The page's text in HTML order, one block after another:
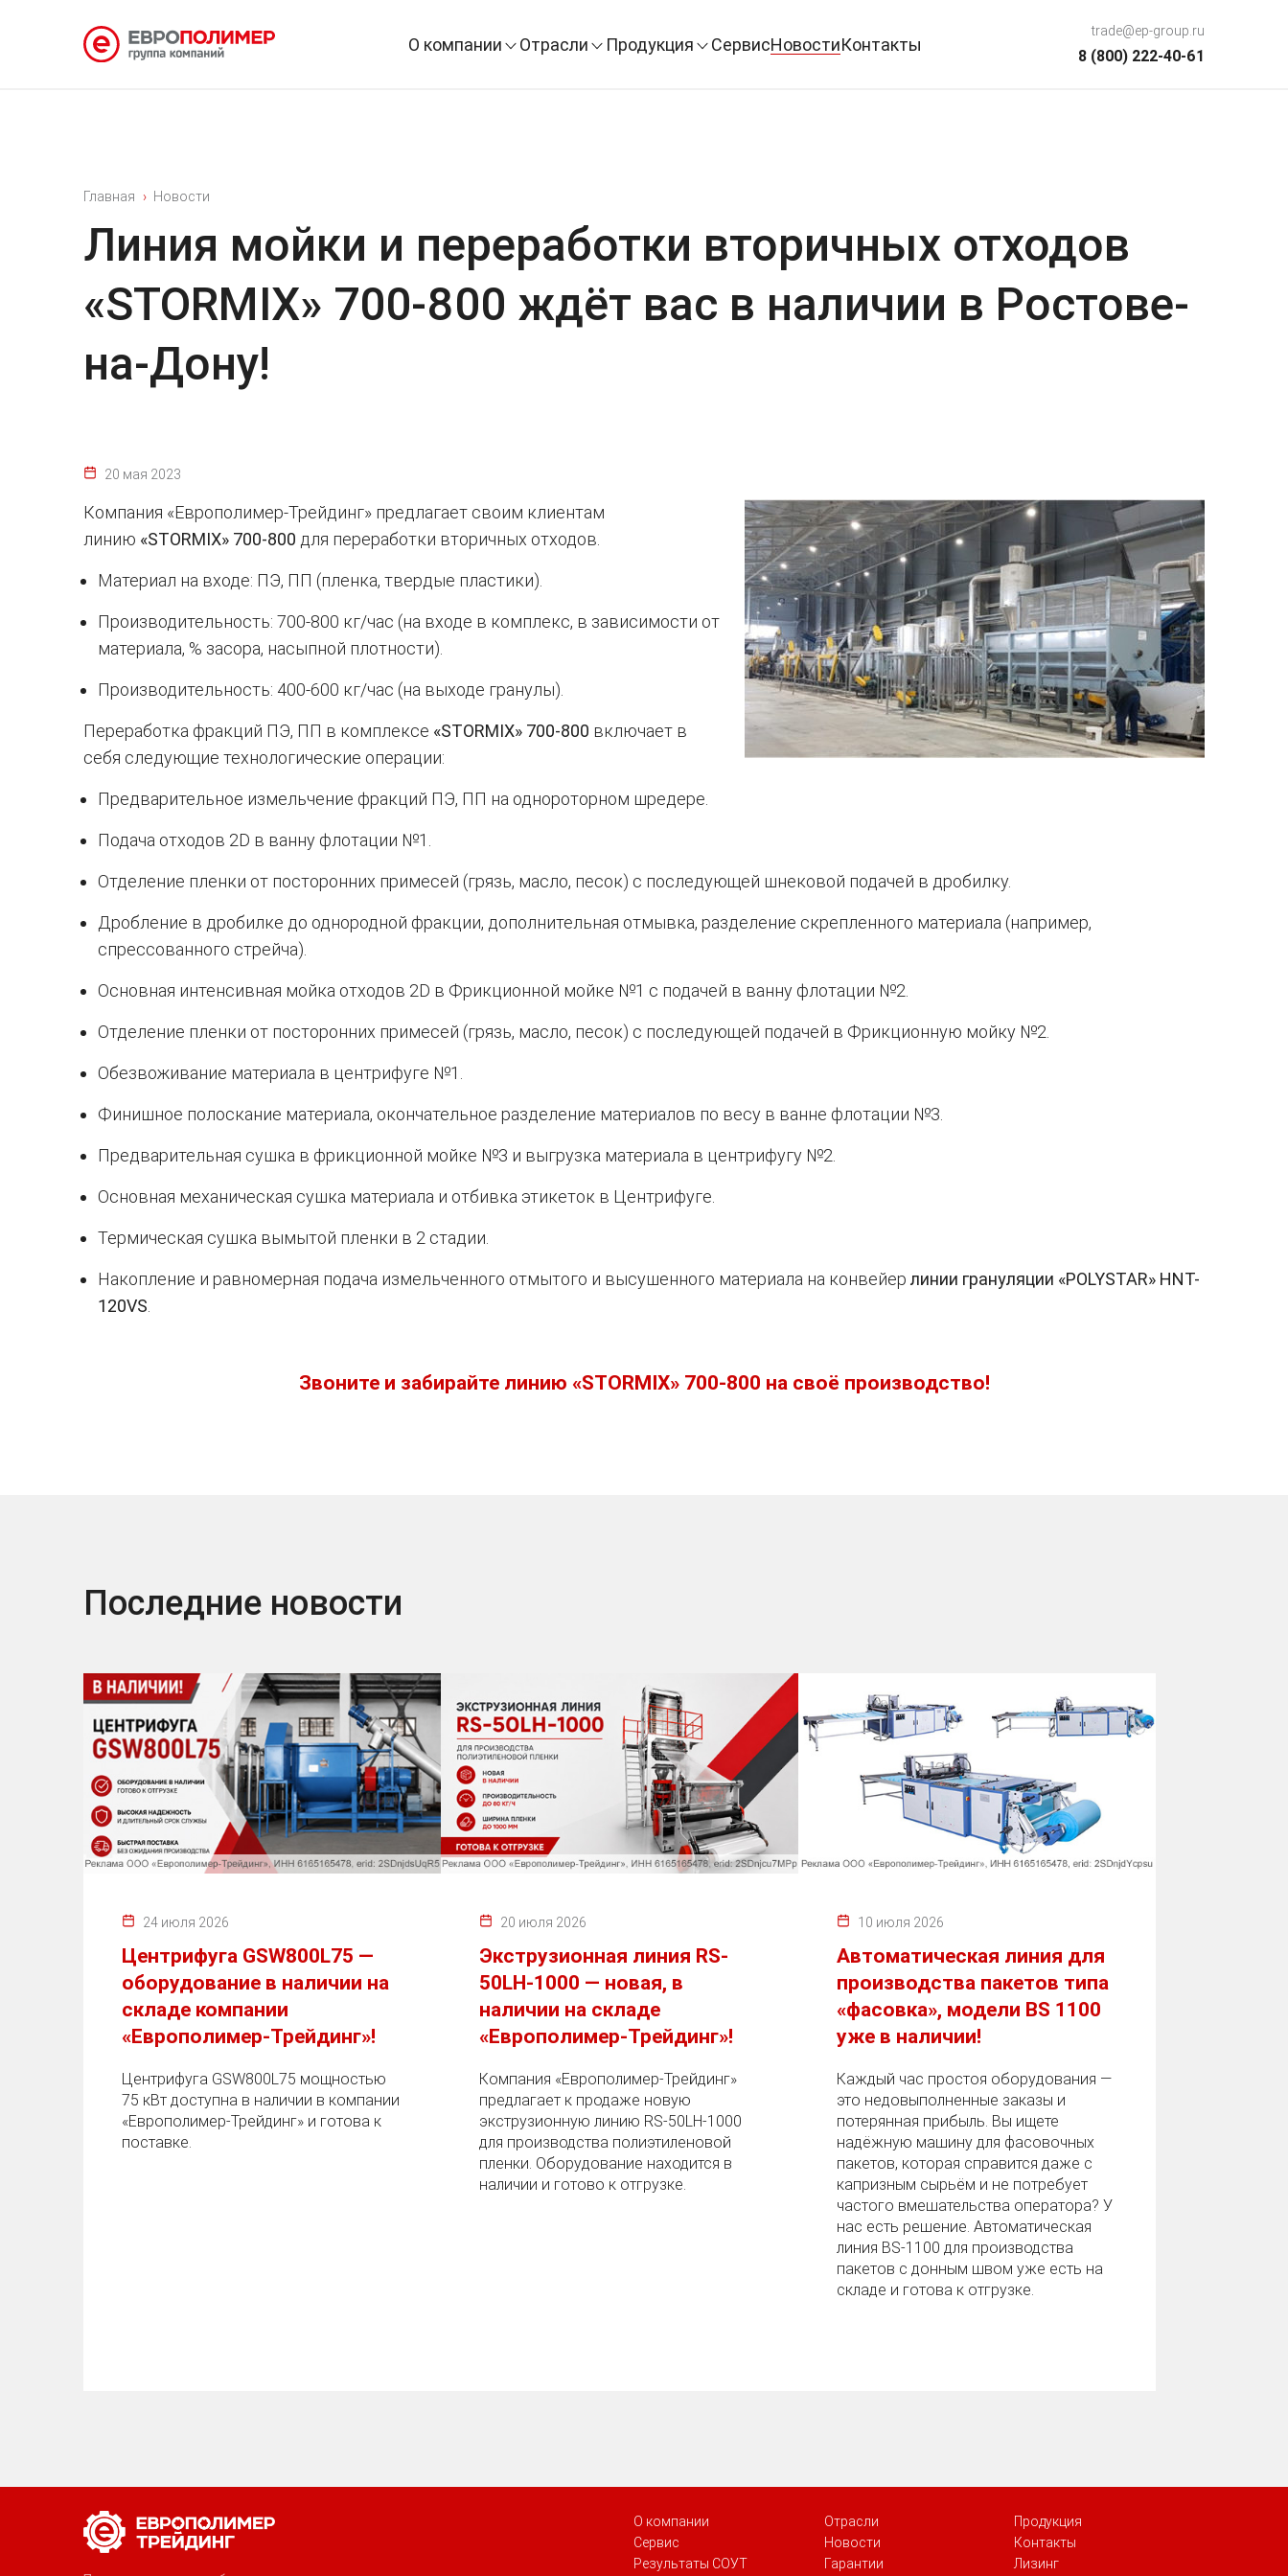
О компании Отрасли Продукция СервисНовостиКонтакты
trade@ep-group.ru
8 (800) 222-40-61
Главная Новости
Линия мойки и переработки вторичных отходов
«STORMIX» 700-800 ждёт вас в наличии в Ростове-
на-Дону!
20 мая 2023
Компания «Европолимер-Трейдинг» предлагает своим клиентам
линию «STORMIX» 700-800 для переработки вторичных отходов.
Материал на входе: ПЭ, ПП (пленка, твердые пластики).
Производительность: 700-800 кг/час (на входе в комплекс, в зависимости от
материала, % засора, насыпной плотности).
Производительность: 400-600 кг/час (на выходе гранулы).
Переработка фракций ПЭ, ПП в комплексе «STORMIX» 700-800 включает в
себя следующие технологические операции:
Предварительное измельчение фракций ПЭ, ПП на однороторном шредере.
Подача отходов 2D в ванну флотации №1.
Отделение пленки от посторонних примесей (грязь, масло, песок) с последующей шнековой подачей в дробилку.
Дробление в дробилке до однородной фракции, дополнительная отмывка, разделение скрепленного материала (например,
спрессованного стрейча).
Основная интенсивная мойка отходов 2D в Фрикционной мойке №1 с подачей в ванну флотации №2.
Отделение пленки от посторонних примесей (грязь, масло, песок) с последующей подачей в Фрикционную мойку №2.
Обезвоживание материала в центрифуге №1.
Финишное полоскание материала, окончательное разделение материалов по весу в ванне флотации №3.
Предварительная сушка в фрикционной мойке №3 и выгрузка материала в центрифугу №2.
Основная механическая сушка материала и отбивка этикеток в Центрифуге.
Термическая сушка вымытой пленки в 2 стадии.
Накопление и равномерная подача измельченного отмытого и высушенного материала на конвейер линии грануляции «POLYSTAR» HNT-
120VS
Звоните и забирайте линию «STORMIX» 700-800 на своё производство!
Последние новости
24 июля 2026
Центрифуга GSW800L75 —
оборудование в наличии на
складе компании
«Европолимер-Трейдинг»!
Центрифуга GSW800L75 мощностью
75 кВт доступна в наличии в компании
«Европолимер-Трейдинг» и готова к
поставке.
20 июля 2026
Экструзионная линия RS-
50LH-1000 — новая, в
наличии на складе
«Европолимер-Трейдинг»!
Компания «Европолимер-Трейдинг»
предлагает к продаже новую
экструзионную линию RS-50LH-1000
для производства полиэтиленовой
пленки. Оборудование находится в
наличии и готово к отгрузке.
10 июля 2026
Автоматическая линия для
производства пакетов типа
«фасовка», модели BS 1100
уже в наличии!
Каждый час простоя оборудования —
это недовыполненные заказы и
потерянная прибыль. Вы ищете
надёжную машину для фасовочных
пакетов, которая справится даже с
капризным сырьём и не потребует
частого вмешательства оператора? У
нас есть решение. Автоматическая
линия BS‑1100 для производства
пакетов с донным швом уже есть на
складе и готова к отгрузке.
О компании Отрасли
Продукция
Сервис
Новости
Контакты
Результаты СОУТ
Гарантии Лизинг